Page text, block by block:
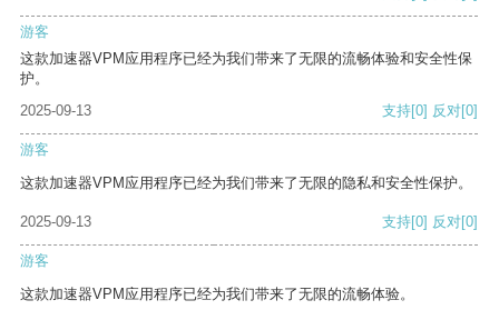
游客
这款加速器VPM应用程序已经为我们带来了无限的流畅体验和安全性保
护。
2025-09-13
支持[0] 反对[0]
游客
这款加速器VPM应用程序已经为我们带来了无限的隐私和安全性保护。
2025-09-13 支持[0] 反对[0]
游客
这款加速器VPM应用程序已经为我们带来了无限的流畅体验。